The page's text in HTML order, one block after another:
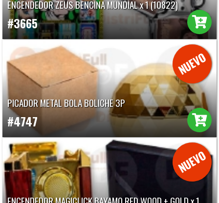
ENCENDEDOR ZEUS BENCINA MUNDIAL x 1 (10822)
#3665
PICADOR METAL BOLA BOLICHE 3P
#4747